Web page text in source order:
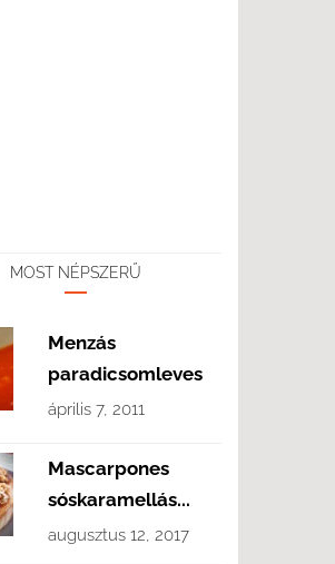
MOST NÉPSZERŰ
Menzás
paradicsomleves
április 7, 2011
Mascarpones
sóskaramellás...
augusztus 12, 2017